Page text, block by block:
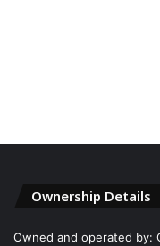
Ownership Details
Owned and operated by: